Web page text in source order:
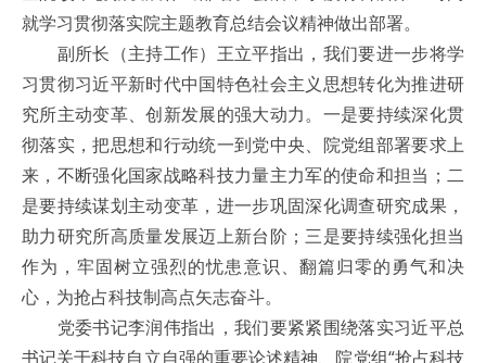
就学习贯彻落实院主题教育总结会议精神做出部署。
副所长（主持工作）王立平指出，我们要进一步将学
习贯彻习近平新时代中国特色社会主义思想转化为推进研
究所主动变革、创新发展的强大动力。一是要持续深化贯
彻落实，把思想和行动统一到党中央、院党组部署要求上
来，不断强化国家战略科技力量主力军的使命和担当；二
是要持续谋划主动变革，进一步巩固深化调查研究成果，
助力研究所高质量发展迈上新台阶；三是要持续强化担当
作为，牢固树立强烈的忧患意识、翻篇归零的勇气和决
心，为抢占科技制高点矢志奋斗。
党委书记李润伟指出，我们要紧紧围绕落实习近平总
书记关于科技自立自强的重要论述精神、院党组“抢占科技